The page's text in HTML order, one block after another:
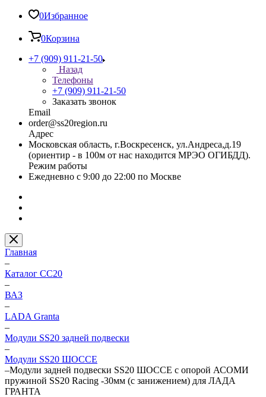
0Избранное
0Корзина
+7 (909) 911-21-50
Назад
Телефоны
+7 (909) 911-21-50
Заказать звонок
Email
order@ss20region.ru
Адрес
Московская область, г.Воскресенск, ул.Андреса,д.19
(ориентир - в 100м от нас находится МРЭО ОГИБДД).
Режим работы
Ежедневно с 9:00 до 22:00 по Москве
Главная
–
Каталог CC20
–
ВАЗ
–
LADA Granta
–
Модули SS20 задней подвески
–
Модули SS20 ШОССЕ
–Модули задней подвески SS20 ШОССЕ с опорой АСОМИ
пружиной SS20 Racing -30мм (с занижением) для ЛАДА
ГРАНТА